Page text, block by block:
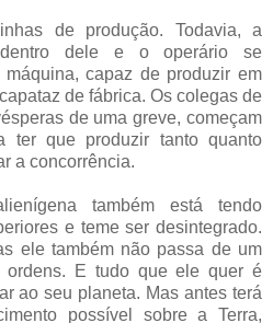
de produção. Todavia, a
dele e o operário se
capaz de produzir em
de fábrica. Os colegas de
de uma greve, começam
ter que produzir tanto quanto
a concorrência.
também está tendo
e teme ser desintegrado.
ele também não passa de um
ordens. E tudo que ele quer é
ao seu planeta. Mas antes terá
possível sobre a Terra,